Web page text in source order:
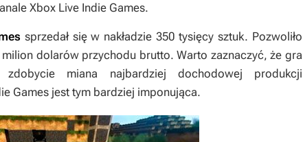
Xbox Live Indie Games.
sprzedał się w nakładzie 350 tysięcy sztuk. Pozwoliło
dolarów przychodu brutto. Warto zaznaczyć, że gra
miana najbardziej dochodowej produkcji
Games jest tym bardziej imponująca.